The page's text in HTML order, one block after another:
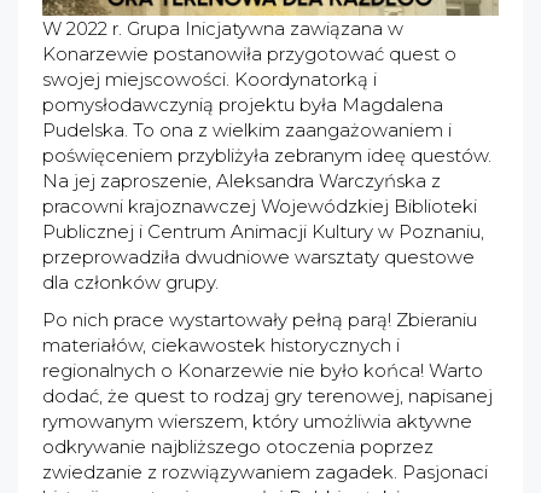
W 2022 r. Grupa Inicjatywna zawiązana w
Konarzewie postanowiła przygotować quest o
swojej miejscowości. Koordynatorką i
pomysłodawczynią projektu była Magdalena
Pudelska. To ona z wielkim zaangażowaniem i
poświęceniem przybliżyła zebranym ideę questów.
Na jej zaproszenie, Aleksandra Warczyńska z
pracowni krajoznawczej Wojewódzkiej Biblioteki
Publicznej i Centrum Animacji Kultury w Poznaniu,
przeprowadziła dwudniowe warsztaty questowe
dla członków grupy.
Po nich prace wystartowały pełną parą! Zbieraniu
materiałów, ciekawostek historycznych i
regionalnych o Konarzewie nie było końca! Warto
dodać, że quest to rodzaj gry terenowej, napisanej
rymowanym wierszem, który umożliwia aktywne
odkrywanie najbliższego otoczenia poprzez
zwiedzanie z rozwiązywaniem zagadek. Pasjonaci